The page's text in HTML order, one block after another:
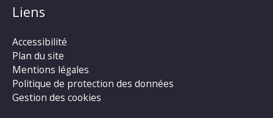
Liens
Accessibilité
Plan du site
Mentions légales
Politique de protection des données
Gestion des cookies